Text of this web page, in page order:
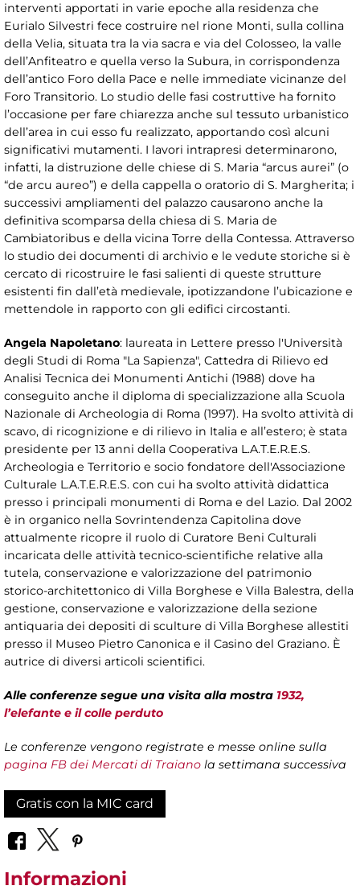
interventi apportati in varie epoche alla residenza che
Eurialo Silvestri fece costruire nel rione Monti, sulla collina
della Velia, situata tra la via sacra e via del Colosseo, la valle
dell’Anfiteatro e quella verso la Subura, in corrispondenza
dell’antico Foro della Pace e nelle immediate vicinanze del
Foro Transitorio. Lo studio delle fasi costruttive ha fornito
l’occasione per fare chiarezza anche sul tessuto urbanistico
dell’area in cui esso fu realizzato, apportando così alcuni
significativi mutamenti. I lavori intrapresi determinarono,
infatti, la distruzione delle chiese di S. Maria “arcus aurei” (o
“de arcu aureo”) e della cappella o oratorio di S. Margherita; i
successivi ampliamenti del palazzo causarono anche la
definitiva scomparsa della chiesa di S. Maria de
Cambiatoribus e della vicina Torre della Contessa. Attraverso
lo studio dei documenti di archivio e le vedute storiche si è
cercato di ricostruire le fasi salienti di queste strutture
esistenti fin dall’età medievale, ipotizzandone l’ubicazione e
mettendole in rapporto con gli edifici circostanti.
Angela Napoletano: laureata in Lettere presso l'Università
degli Studi di Roma "La Sapienza", Cattedra di Rilievo ed
Analisi Tecnica dei Monumenti Antichi (1988) dove ha
conseguito anche il diploma di specializzazione alla Scuola
Nazionale di Archeologia di Roma (1997). Ha svolto attività di
scavo, di ricognizione e di rilievo in Italia e all’estero; è stata
presidente per 13 anni della Cooperativa L.A.T.E.R.E.S.
Archeologia e Territorio e socio fondatore dell'Associazione
Culturale L.A.T.E.R.E.S. con cui ha svolto attività didattica
presso i principali monumenti di Roma e del Lazio. Dal 2002
è in organico nella Sovrintendenza Capitolina dove
attualmente ricopre il ruolo di Curatore Beni Culturali
incaricata delle attività tecnico-scientifiche relative alla
tutela, conservazione e valorizzazione del patrimonio
storico-architettonico di Villa Borghese e Villa Balestra, della
gestione, conservazione e valorizzazione della sezione
antiquaria dei depositi di sculture di Villa Borghese allestiti
presso il Museo Pietro Canonica e il Casino del Graziano. È
autrice di diversi articoli scientifici.
Alle conferenze segue una visita alla mostra 1932,
l’elefante e il colle perduto
Le conferenze vengono registrate e messe online sulla
pagina FB dei Mercati di Traiano la settimana successiva
Gratis con la MIC card
Informazioni